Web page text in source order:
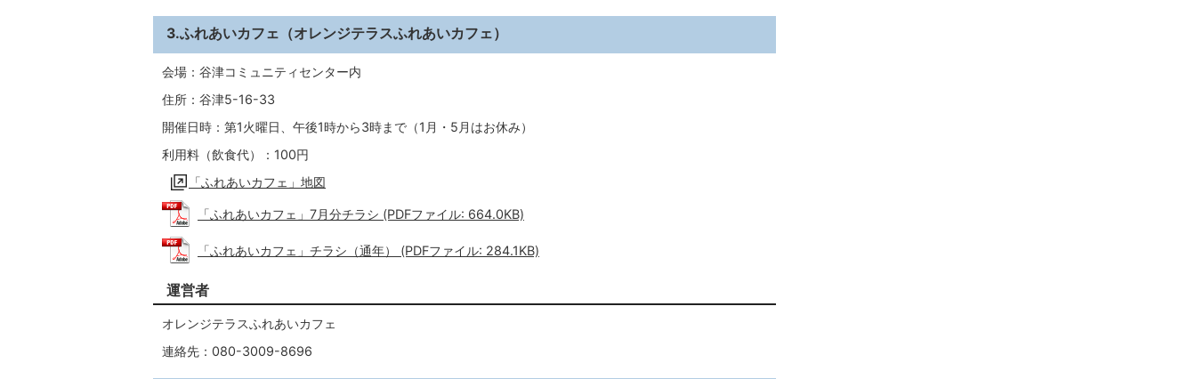
3.ふれあいカフェ（オレンジテラスふれあいカフェ）
会場：谷津コミュニティセンター内
住所：谷津5-16-33
開催日時：第1火曜日、午後1時から3時まで（1月・5月はお休み）
利用料（飲食代）：100円
「ふれあいカフェ」地図
「ふれあいカフェ」7月分チラシ (PDFファイル: 664.0KB)
「ふれあいカフェ」チラシ（通年） (PDFファイル: 284.1KB)
運営者
オレンジテラスふれあいカフェ
連絡先：080-3009-8696